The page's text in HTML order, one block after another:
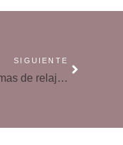
SIGUIENTE
10 formas de relajarse en familia en Semana Santa